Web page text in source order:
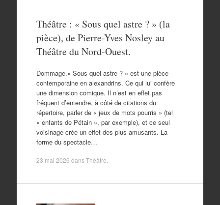
Théâtre : « Sous quel astre ? » (la
pièce), de Pierre-Yves Nosley au
Théâtre du Nord-Ouest.
Dommage.« Sous quel astre ? » est une pièce
contemporaine en alexandrins. Ce qui lui confère
une dimension comique. Il n’est en effet pas
fréquent d’entendre, à côté de citations du
répertoire, parler de « jeux de mots pourris » (tel
« enfants de Pétain », par exemple), et ce seul
voisinage crée un effet des plus amusants. La
forme du spectacle…
23 mai 2026 dansThéâtre